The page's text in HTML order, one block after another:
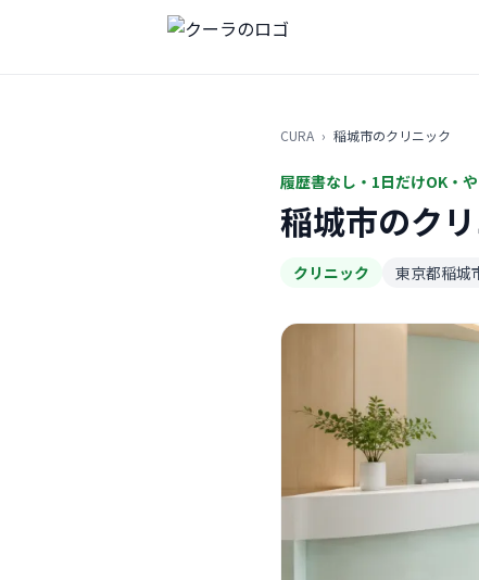
CURA › 稲城市のクリニック
履歴書なし・1日だけOK・
稲城市のク
クリニック 東京都稲城